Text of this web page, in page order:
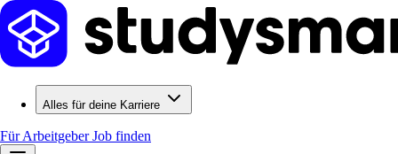
Alles für deine Karriere
Für ArbeitgeberJob finden